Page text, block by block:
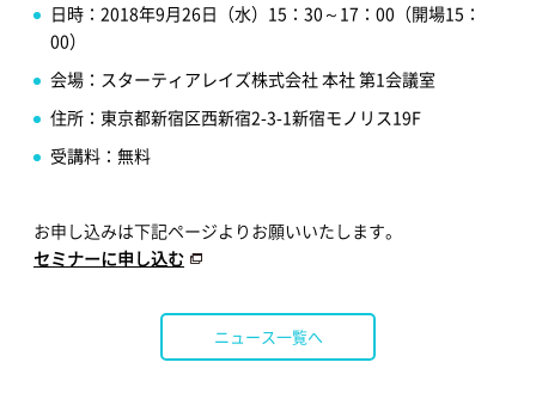
日時：2018年9月26日（水）15：30～17：00（開場15：
00）
会場：スターティアレイズ株式会社 本社 第1会議室
住所：東京都新宿区西新宿2-3-1新宿モノリス19F
受講料：無料
お申し込みは下記ページよりお願いいたします。
セミナーに申し込む
ニュース一覧へ